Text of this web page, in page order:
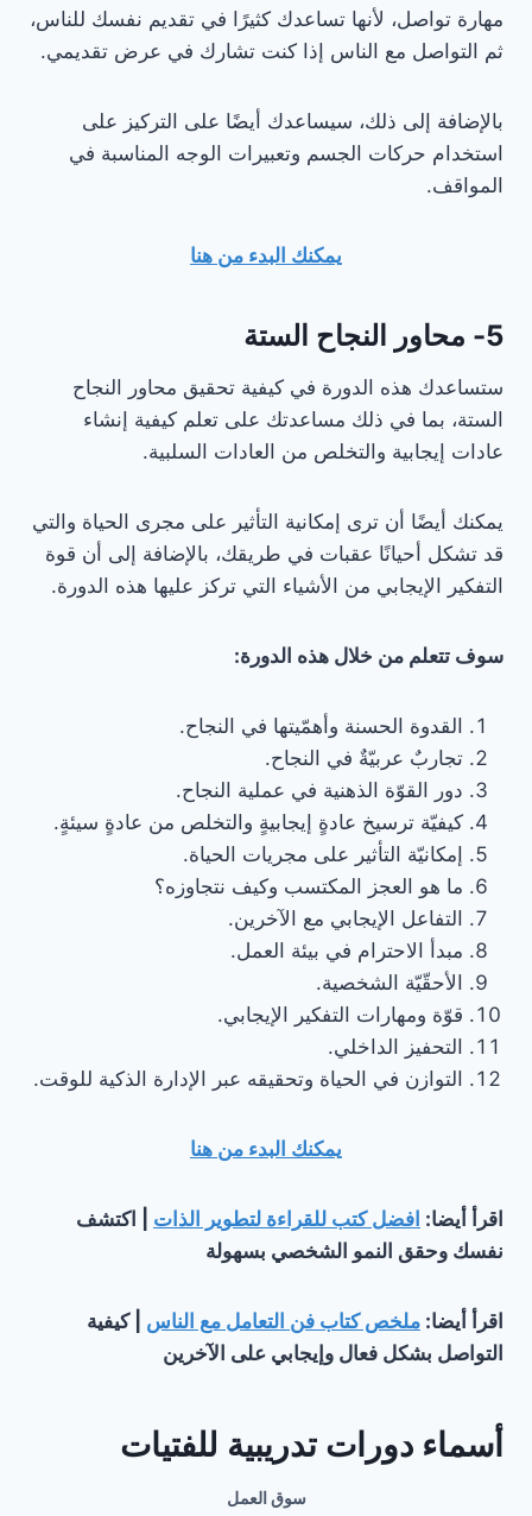
مهارة تواصل، لأنها تساعدك كثيرًا في تقديم نفسك للناس،
ثم التواصل مع الناس إذا كنت تشارك في عرض تقديمي.
بالإضافة إلى ذلك، سيساعدك أيضًا على التركيز على
استخدام حركات الجسم وتعبيرات الوجه المناسبة في
المواقف.
يمكنك البدء من هنا
5- محاور النجاح الستة
ستساعدك هذه الدورة في كيفية تحقيق محاور النجاح
الستة، بما في ذلك مساعدتك على تعلم كيفية إنشاء
عادات إيجابية والتخلص من العادات السلبية.
يمكنك أيضًا أن ترى إمكانية التأثير على مجرى الحياة والتي
قد تشكل أحيانًا عقبات في طريقك، بالإضافة إلى أن قوة
التفكير الإيجابي من الأشياء التي تركز عليها هذه الدورة.
سوف تتعلم من خلال هذه الدورة:
القدوة الحسنة وأهمّيتها في النجاح.
تجاربٌ عربيّةٌ في النجاح.
دور القوّة الذهنية في عملية النجاح.
كيفيّة ترسيخ عادةٍ إيجابيةٍ والتخلص من عادةٍ سيئةٍ.
إمكانيّة التأثير على مجريات الحياة.
ما هو العجز المكتسب وكيف نتجاوزه؟
التفاعل الإيجابي مع الآخرين.
مبدأ الاحترام في بيئة العمل.
الأحقّيّة الشخصية.
قوّة ومهارات التفكير الإيجابي.
التحفيز الداخلي.
التوازن في الحياة وتحقيقه عبر الإدارة الذكية للوقت.
يمكنك البدء من هنا
اقرأ أيضا: افضل كتب للقراءة لتطوير الذات | اكتشف
نفسك وحقق النمو الشخصي بسهولة
اقرأ أيضا: ملخص كتاب فن التعامل مع الناس | كيفية
التواصل بشكل فعال وإيجابي على الآخرين
أسماء دورات تدريبية للفتيات
سوق العمل